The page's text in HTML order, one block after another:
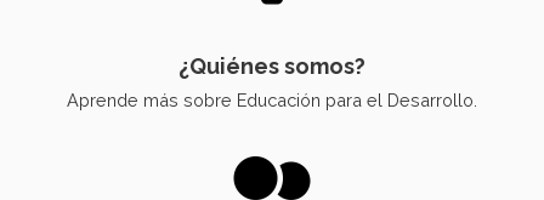
¿Quiénes somos?
Aprende más sobre Educación para el Desarrollo.